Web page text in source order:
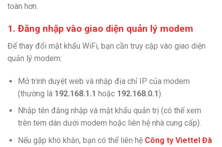
toàn hơn.
1. Đăng nhập vào giao diện quản lý modem
Để thay đổi mật khẩu WiFi, bạn cần truy cập vào giao diện
quản lý modem:
Mở trình duyệt web và nhập địa chỉ IP của modem
(thường là 192.168.1.1 hoặc 192.168.0.1).
Nhập tên đăng nhập và mật khẩu quản trị (có thể xem
trên tem dán dưới modem hoặc liên hệ nhà cung cấp).
Nếu gặp khó khăn, bạn có thể liên hệ Công ty Viettel Đà